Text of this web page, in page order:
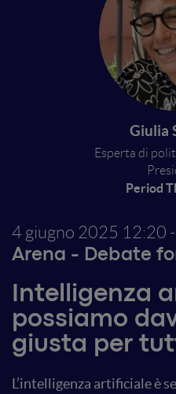
Giulia
Esperta di
Period
4 giugno 2025 12:20
Arena - Debate
Intelligenza
possiamo
giusta per
L’intelligenza artificiale è